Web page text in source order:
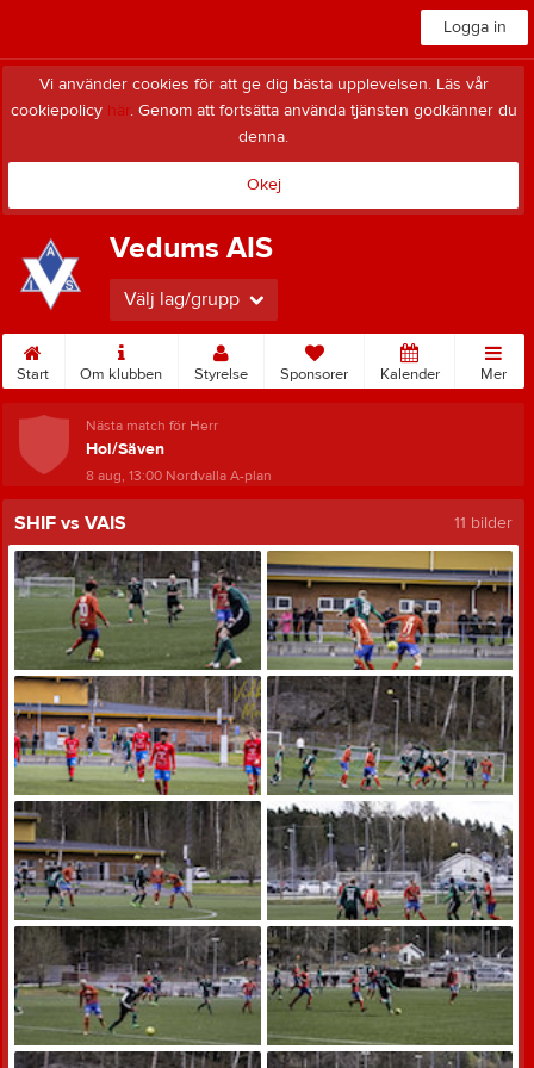
Logga in
Vi använder cookies för att ge dig bästa upplevelsen. Läs vår
cookiepolicy här. Genom att fortsätta använda tjänsten godkänner du
denna.
Okej
Vedums AIS
Välj lag/grupp
Start Om klubben Styrelse Sponsorer Kalender Mer
Nästa match för Herr
Hol/Säven
8 aug, 13:00 Nordvalla A-plan
SHIF vs VAIS 11 bilder